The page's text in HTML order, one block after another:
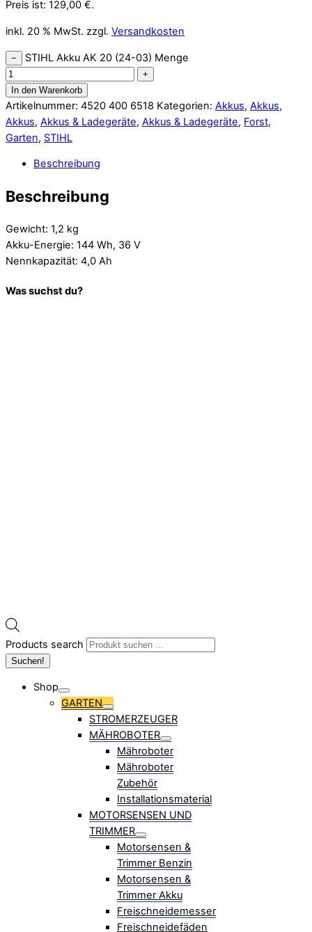
Preis ist: 129,00 €.
inkl. 20 % MwSt. zzgl. Versandkosten
− STIHL Akku AK 20 (24-03) Menge
+
In den Warenkorb
Artikelnummer: 4520 400 6518 Kategorien: Akkus, Akkus,
Akkus, Akkus & Ladegeräte, Akkus & Ladegeräte, Forst,
Garten, STIHL
Beschreibung
Beschreibung
Gewicht: 1,2 kg
Akku-Energie: 144 Wh, 36 V
Nennkapazität: 4,0 Ah
Was suchst du?
Products search
Suchen!
Shop
GARTEN
STROMERZEUGER
MÄHROBOTER
Mähroboter
Mähroboter
Zubehör
Installationsmaterial
MOTORSENSEN UND
TRIMMER
Motorsensen &
Trimmer Benzin
Motorsensen &
Trimmer Akku
Freischneidemesser
Freischneidefäden